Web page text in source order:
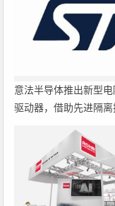
意法半导体推出新型
驱动器，借助先进隔